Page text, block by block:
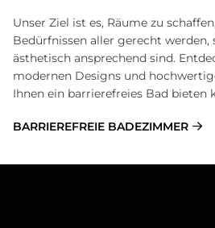
Unser Ziel ist es, Räume zu
Bedürfnissen aller gerecht werden,
ästhetisch ansprechend sind.
modernen Designs und
Ihnen ein barrierefreies Bad bieten
BARRIEREFREIE BADEZIMMER